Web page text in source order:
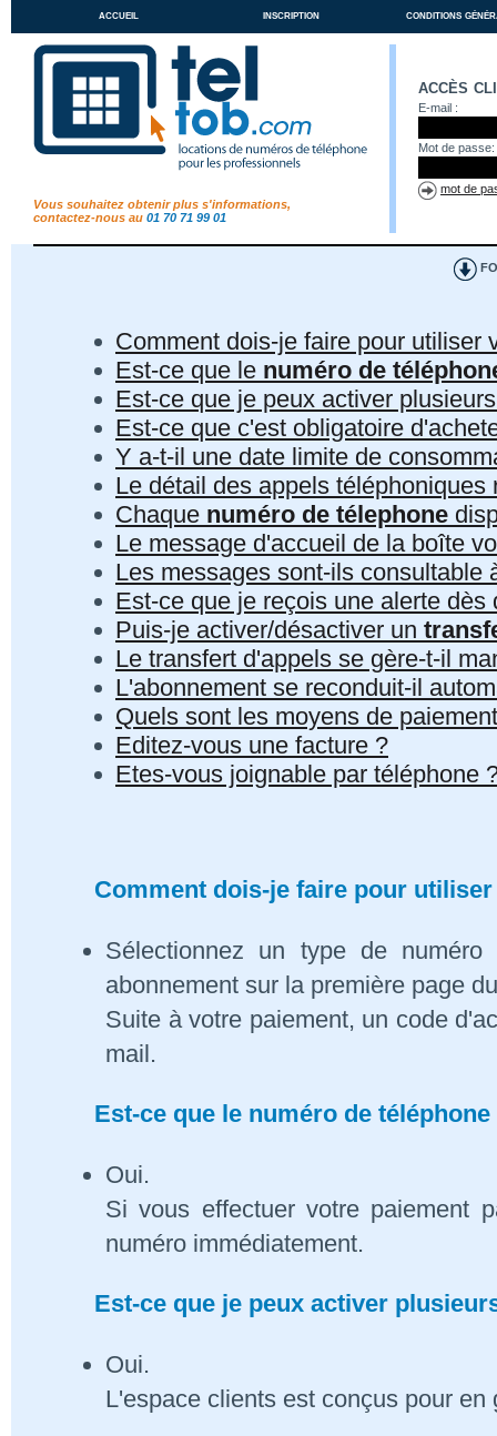
accueil inscription conditions
Vous souhaitez obtenir plus s'informations,
contactez-nous au 01 70 71 99 01
accès
E-mail :
Mot de passe:
mot de
Comment dois-je faire pour utiliser
Est-ce que le numéro de
Est-ce que je peux activer
Est-ce que c'est obligatoire
Y a-t-il une date limite de
Le détail des appels
Chaque numéro de télephone
Le message d'accueil de la boîte
Les messages sont-ils consultable
Est-ce que je reçois une alerte
Puis-je activer/désactiver un
Le transfert d'appels se gère-t-il
L'abonnement se reconduit-il
Quels sont les moyens de
Editez-vous une facture ?
Etes-vous joignable par téléphone
Comment dois-je faire pour
Sélectionnez un type de
abonnement sur la première page
Suite à votre paiement, un code
mail.
Est-ce que le numéro de
Oui.
Si vous effectuer votre paiement
numéro immédiatement.
Est-ce que je peux activer
Oui.
L'espace clients est conçus pour